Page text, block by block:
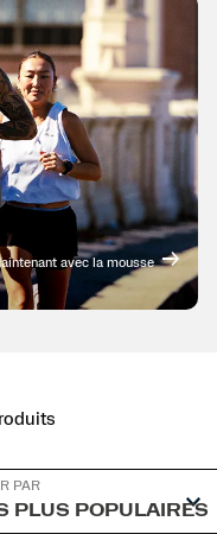
avec la mousse
PAR